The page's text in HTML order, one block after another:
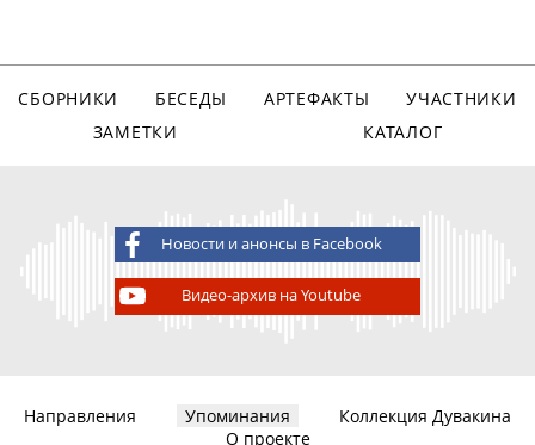
СБОРНИКИ БЕСЕДЫ АРТЕФАКТЫ
УЧАСТНИКИ
ЗАМЕТКИ
КАТАЛОГ
Новости и анонсы в Facebook
Видео-архив на Youtube
Направления Упоминания
Коллекция Дувакина
О проекте